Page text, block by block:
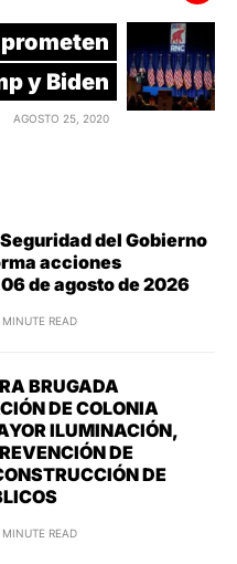
y Biden
AGOSTO 25, 2020
del Gobierno
acciones
de agosto de 2026
READ
BRUGADA
DE COLONIA
ILUMINACIÓN,
DE
DE
MINUTE READ